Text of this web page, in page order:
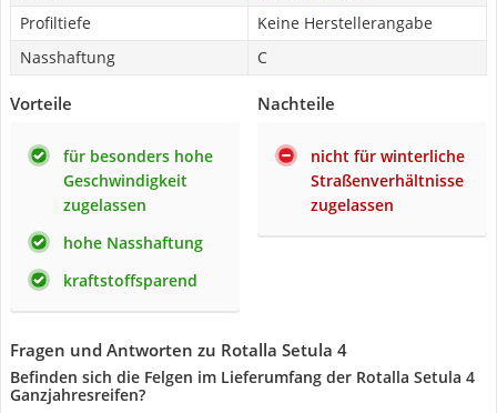
Profiltiefe
Keine Herstellerangabe
Nasshaftung
C
Vorteile
für besonders hohe
Geschwindigkeit
zugelassen
hohe Nasshaftung
kraftstoffsparend
Nachteile
nicht für winterliche
Straßenverhältnisse
zugelassen
Fragen und Antworten zu Rotalla Setula 4
Befinden sich die Felgen im Lieferumfang der Rotalla Setula 4
Ganzjahresreifen?